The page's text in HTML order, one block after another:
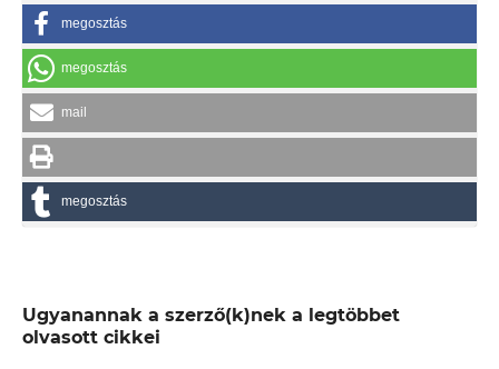
megosztás
megosztás
mail
megosztás
Ugyanannak a szerző(k)nek a legtöbbet
olvasott cikkei